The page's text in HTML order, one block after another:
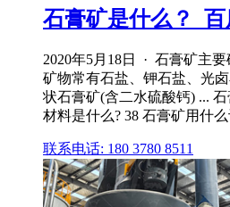
石膏矿是什么？_
2020年5月18日 · 石膏矿主
矿物常有石盐、钾石盐、光
状石膏矿(含二水硫酸钙) ...
材料是什么? 38 石膏矿用什
联系电话: 180 3780 8511